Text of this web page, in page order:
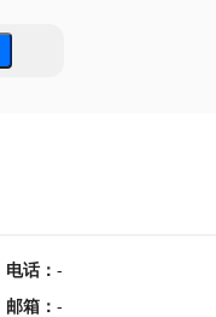
电话： -
邮箱 ： -